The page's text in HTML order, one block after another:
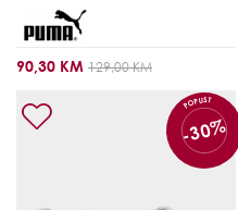
90,30 KM 129,00 KM
POPUST
-30%